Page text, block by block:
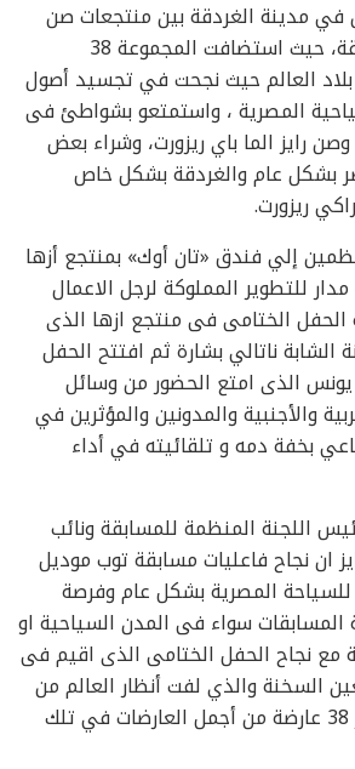
في مدينة الغردقة بين منتجعات صن
رايز المنظمة للمسابقة، حيث استضافت المجموعة 38
العالم حيث نجحت في تجسيد أصول
المصرية ، واستمتعو بشواطئ فى
وصن رايز الما باي ريزورت، وشراء بعض
بشكل عام والغردقة بشكل خاص
ريزورت.
إلي فندق «تان أوك» بمنتجع أزها
للتطوير المملوكة لرجل الاعمال
الحفل الختامى فى منتجع ازها الذى
الشابة ناتالي بشارة ثم افتتح الحفل
الذى امتع الحضور من وسائل
والأجنبية والمدونين والمؤثرين في
بخفة دمه و تلقائيته في أداء
اللجنة المنظمة للمسابقة ونائب
ان نجاح فاعليات مسابقة توب موديل
المصرية بشكل عام وفرصة
سواء فى المدن السياحية او
مع نجاح الحفل الختامى الذى اقيم فى
السخنة والذي لفت أنظار العالم من
38 دولة خاصة بحضور 38 عارضة من أجمل العارضات في تلك